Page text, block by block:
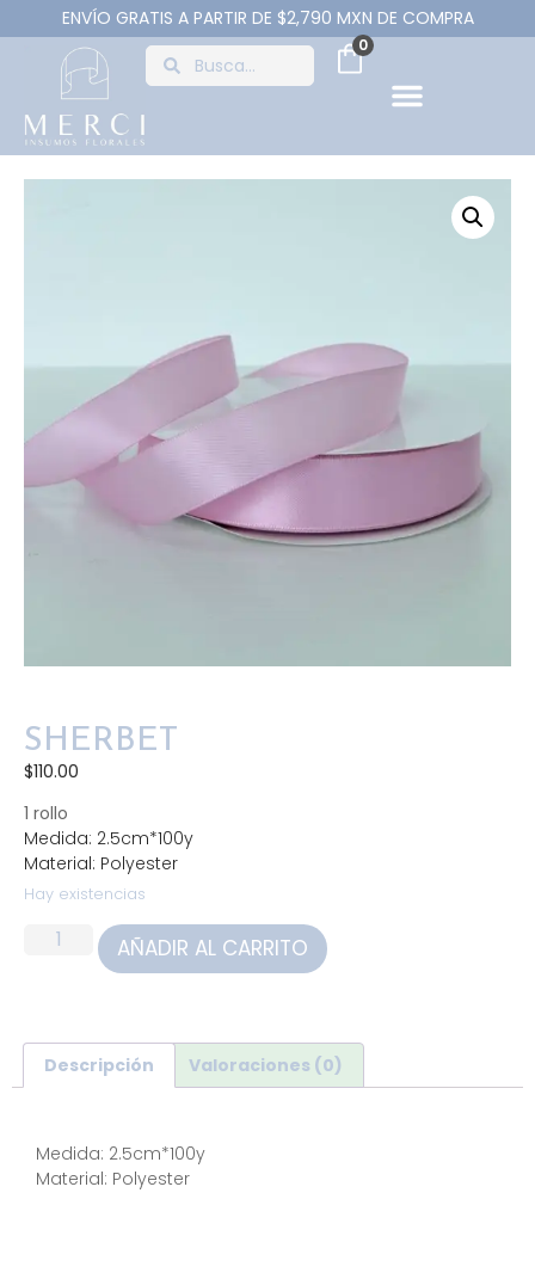
ENVÍO GRATIS A PARTIR DE $2,790 MXN DE COMPRA
0
SHERBET
$110.00
1 rollo
Medida: 2.5cm*100y
Material: Polyester
Hay existencias
AÑADIR AL CARRITO
Descripción Valoraciones (0)
Medida: 2.5cm*100y
Material: Polyester